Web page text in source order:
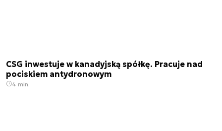
CSG inwestuje w kanadyjską spółkę. Pracuje nad
pociskiem antydronowym
4 min.